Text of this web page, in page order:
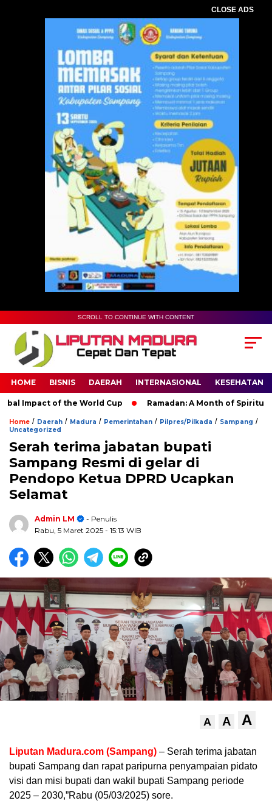
CLOSE ADS
SCROLL TO CONTINUE WITH CONTENT
HOME BISNIS DAERAH INTERNASIONAL KESEHATAN
Impact of the World Cup Ramadan: A Month of Spiritual
Home / Daerah / Madura / Pemerintahan / Pilpres/Pilkada / Sampang /
Uncategorized
Serah terima jabatan bupati
Sampang Resmi di gelar di
Pendopo Ketua DPRD Ucapkan
Selamat
Admin LM
- Penulis
Rabu, 5 Maret 2025 - 15:13 WIB
A A A
Liputan Madura.com (Sampang) – Serah terima jabatan
bupati Sampang dan rapat paripurna penyampaian pidato
visi dan misi bupati dan wakil bupati Sampang periode
2025 – 2030,”Rabu (05/03/2025) sore.